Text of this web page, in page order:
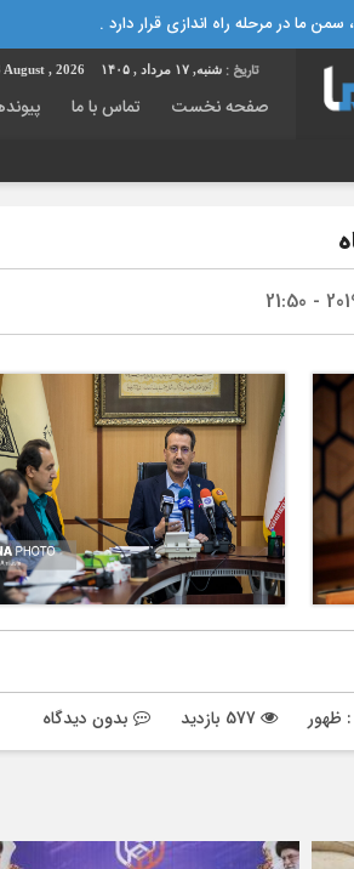
سمن ما در مرحله راه اندازی قرار دارد .
تاریخ : شنبه, ۱۷ مرداد , ۱۴۰۵ August , 2026
صفحه نخست تماس با ما
ظهور بدون دیدگاه